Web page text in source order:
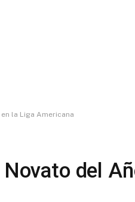
la Liga Americana
del